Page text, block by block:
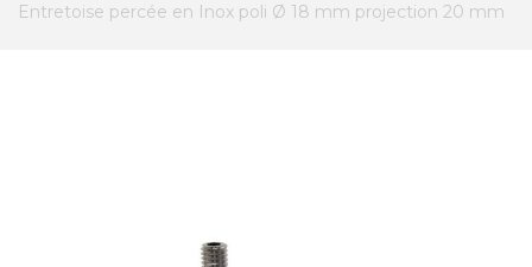
Entretoise percée en Inox poli Ø 18 mm projection 20 mm